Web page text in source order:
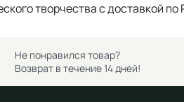
творчества с доставкой по
Не понравился товар?
Возврат в течение 14 дней!